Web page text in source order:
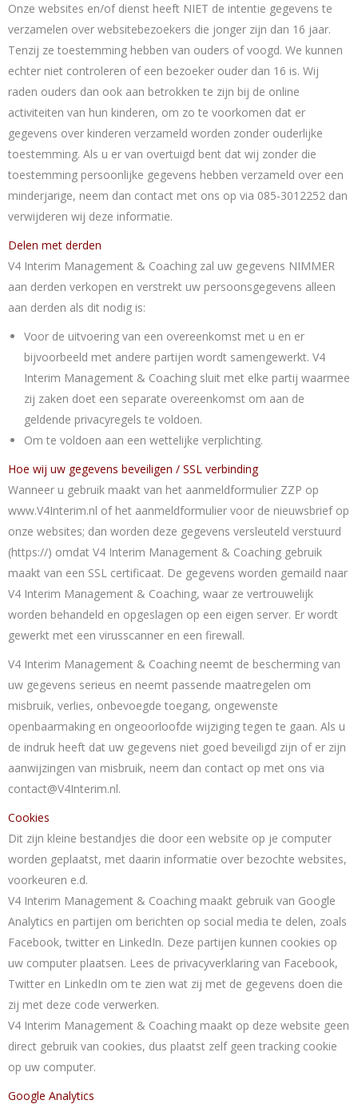
Onze websites en/of dienst heeft NIET de intentie gegevens te
verzamelen over websitebezoekers die jonger zijn dan 16 jaar.
Tenzij ze toestemming hebben van ouders of voogd. We kunnen
echter niet controleren of een bezoeker ouder dan 16 is. Wij
raden ouders dan ook aan betrokken te zijn bij de online
activiteiten van hun kinderen, om zo te voorkomen dat er
gegevens over kinderen verzameld worden zonder ouderlijke
toestemming. Als u er van overtuigd bent dat wij zonder die
toestemming persoonlijke gegevens hebben verzameld over een
minderjarige, neem dan contact met ons op via 085-3012252 dan
verwijderen wij deze informatie.
Delen met derden
V4 Interim Management & Coaching zal uw gegevens NIMMER
aan derden verkopen en verstrekt uw persoonsgegevens alleen
aan derden als dit nodig is:
Voor de uitvoering van een overeenkomst met u en er
bijvoorbeeld met andere partijen wordt samengewerkt. V4
Interim Management & Coaching sluit met elke partij waarmee
zij zaken doet een separate overeenkomst om aan de
geldende privacyregels te voldoen.
Om te voldoen aan een wettelijke verplichting.
Hoe wij uw gegevens beveiligen / SSL verbinding
Wanneer u gebruik maakt van het aanmeldformulier ZZP op
www.V4Interim.nl of het aanmeldformulier voor de nieuwsbrief op
onze websites; dan worden deze gegevens versleuteld verstuurd
(https://) omdat V4 Interim Management & Coaching gebruik
maakt van een SSL certificaat. De gegevens worden gemaild naar
V4 Interim Management & Coaching, waar ze vertrouwelijk
worden behandeld en opgeslagen op een eigen server. Er wordt
gewerkt met een virusscanner en een firewall.
V4 Interim Management & Coaching neemt de bescherming van
uw gegevens serieus en neemt passende maatregelen om
misbruik, verlies, onbevoegde toegang, ongewenste
openbaarmaking en ongeoorloofde wijziging tegen te gaan. Als u
de indruk heeft dat uw gegevens niet goed beveiligd zijn of er zijn
aanwijzingen van misbruik, neem dan contact op met ons via
contact@V4Interim.nl.
Cookies
Dit zijn kleine bestandjes die door een website op je computer
worden geplaatst, met daarin informatie over bezochte websites,
voorkeuren e.d.
V4 Interim Management & Coaching maakt gebruik van Google
Analytics en partijen om berichten op social media te delen, zoals
Facebook, twitter en LinkedIn. Deze partijen kunnen cookies op
uw computer plaatsen. Lees de privacyverklaring van Facebook,
Twitter en LinkedIn om te zien wat zij met de gegevens doen die
zij met deze code verwerken.
V4 Interim Management & Coaching maakt op deze website geen
direct gebruik van cookies, dus plaatst zelf geen tracking cookie
op uw computer.
Google Analytics